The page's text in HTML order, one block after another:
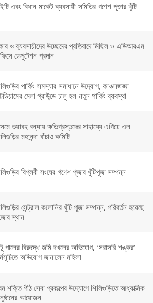
এবং বিধান মার্কেট ব্যবসায়ী সমিতির গণেশ পূজার খুঁটি
ও ব্যবসায়ীদের উচ্ছেদের প্রতিবাদে মিছিল ও এডিআরএম
ডেপুটেশন প্রদান
পার্কিং সমস্যার সমাধানে উদ্যোগ, কাঞ্চনজঙ্ঘা
মেলা গ্রাউন্ডে চালু হল নতুন পার্কিং ব্যবস্থা
ভয়াবহ বন্যায় ক্ষতিগ্রস্তদের সাহায্যে এগিয়ে এল
মহানন্দা বাঁচাও কমিটি
বিপ্লবী সংঘের গণেশ পূজার খুঁটিপূজা সম্পন্ন
সেন্ট্রাল কলোনির খুঁটি পূজা সম্পন্ন, পরিবর্তন হয়েছে
স্থান
পালের বিরুদ্ধে জমি দখলের অভিযোগ, ‘সরাসরি শঙ্কর’
অভিযোগ জানালেন মহিলা
শক্তি পীঠ সেবা প্রকল্পের উদ্যোগে শিলিগুড়িতে আধ্যাত্মিক
আয়োজন